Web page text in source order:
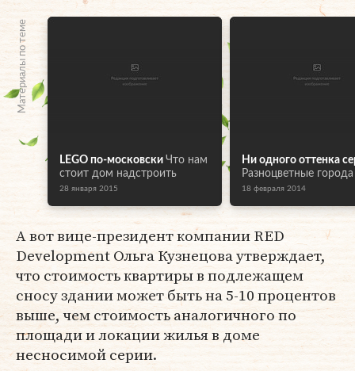
Материалы по теме
LEGO по-московски Что нам
стоит дом надстроить
28 января 2015
Ни одного оттенка
Разноцветные
18 февраля 2014
А вот вице-президент компании RED
Development Ольга Кузнецова утверждает,
что стоимость квартиры в подлежащем
сносу здании может быть на 5-10 процентов
выше, чем стоимость аналогичного по
площади и локации жилья в доме
несносимой серии.